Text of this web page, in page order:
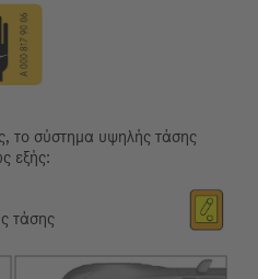
το σύστημα υψηλής τάσης
εξής:
τάσης